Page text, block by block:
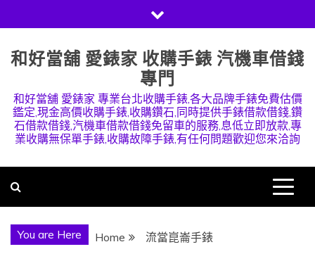
to
content
和好當舖 愛錶家 收購手錶 汽機車借錢
專門
和好當舖 愛錶家 專業台北收購手錶,各大品牌手錶免費估價
鑑定,現金高價收購手錶,收購鑽石,同時提供手錶借款借錢,鑽
石借款借錢,汽機車借款借錢免留車的服務,息低立即放款,專
業收購無保單手錶,收購故障手錶,有任何問題歡迎您來洽詢
You are Here Home 流當崑崙手錶